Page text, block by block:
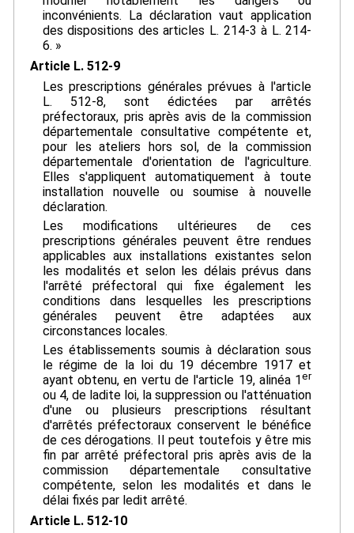
inconvénients. La déclaration vaut application
des dispositions des articles L. 214-3 à L. 214-
6. »
Article L. 512-9
Les prescriptions générales prévues à l'article
L. 512-8, sont édictées par arrêtés
préfectoraux, pris après avis de la commission
départementale consultative compétente et,
pour les ateliers hors sol, de la commission
départementale d'orientation de l'agriculture.
Elles s'appliquent automatiquement à toute
installation nouvelle ou soumise à nouvelle
déclaration.
Les modifications ultérieures de ces
prescriptions générales peuvent être rendues
applicables aux installations existantes selon
les modalités et selon les délais prévus dans
l'arrêté préfectoral qui fixe également les
conditions dans lesquelles les prescriptions
générales peuvent être adaptées aux
circonstances locales.
Les établissements soumis à déclaration sous
le régime de la loi du 19 décembre 1917 et
ayant obtenu, en vertu de l'article 19, alinéa 1er
ou 4, de ladite loi, la suppression ou l'atténuation
d'une ou plusieurs prescriptions résultant
d'arrêtés préfectoraux conservent le bénéfice
de ces dérogations. Il peut toutefois y être mis
fin par arrêté préfectoral pris après avis de la
commission départementale consultative
compétente, selon les modalités et dans le
délai fixés par ledit arrêté.
Article L. 512-10